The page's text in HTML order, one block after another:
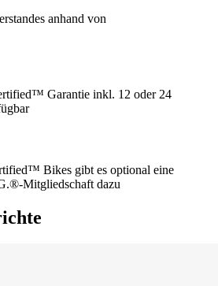
anhand von
Garantie inkl. 12 oder 24
Bikes gibt es optional eine
Mitgliedschaft dazu